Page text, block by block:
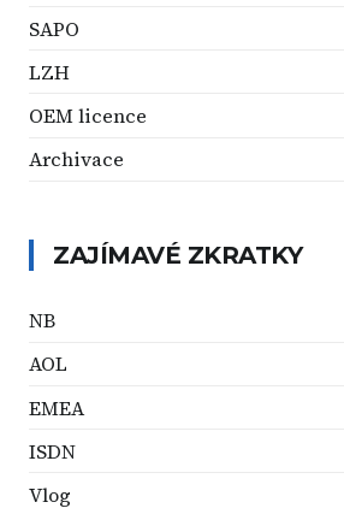
SAPO
LZH
OEM licence
Archivace
ZAJÍMAVÉ ZKRATKY
NB
AOL
EMEA
ISDN
Vlog